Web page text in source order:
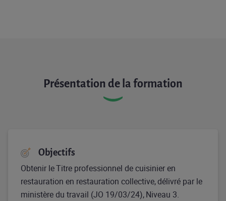
Présentation de la formation
Objectifs
Obtenir le Titre professionnel de cuisinier en
restauration en restauration collective, délivré par le
ministère du travail (JO 19/03/24), Niveau 3.